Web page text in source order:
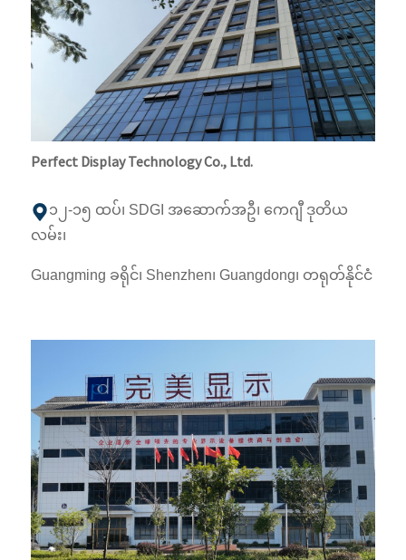
Perfect Display Technology Co., Ltd.
၁၂-၁၅ ထပ်၊ SDGI အဆောက်အဦ၊ ကေဂျီ ဒုတိယ
လမ်း၊
Guangming ခရိုင်၊ Shenzhen၊ Guangdong၊ တရုတ်နိုင်ငံ